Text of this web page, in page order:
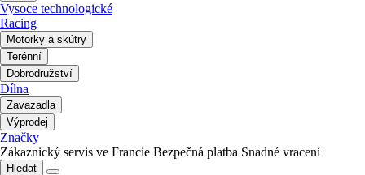
Vysoce technologické
Racing
Motorky a skútry
Terénní
Dobrodružství
Dílna
Zavazadla
Výprodej
Značky
Zákaznický servis ve Francie Bezpečná platba Snadné vracení
Hledat